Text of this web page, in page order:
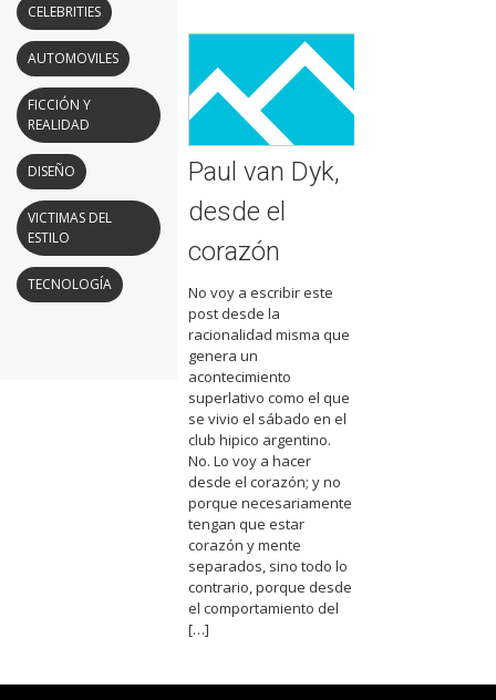
CELEBRITIES
AUTOMOVILES
FICCIÓN Y
REALIDAD
DISEÑO
VICTIMAS DEL
ESTILO
TECNOLOGÍA
Paul van Dyk,
desde el
corazón
No voy a escribir este
post desde la
racionalidad misma que
genera un
acontecimiento
superlativo como el que
se vivio el sábado en el
club hipico argentino.
No. Lo voy a hacer
desde el corazón; y no
porque necesariamente
tengan que estar
corazón y mente
separados, sino todo lo
contrario, porque desde
el comportamiento del
[…]